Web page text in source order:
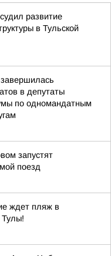
развитие
в Тульской
в депутаты
по одномандатным
запустят
поезд
ждет пляж в
Тулы!